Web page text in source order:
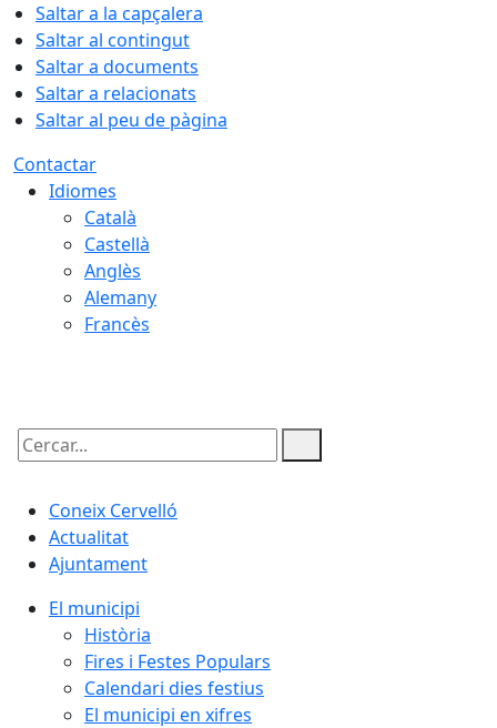
Saltar a la capçalera
Saltar al contingut
Saltar a documents
Saltar a relacionats
Saltar al peu de pàgina
Contactar
Idiomes
Català
Castellà
Anglès
Alemany
Francès
Cercar:
Coneix Cervelló
Actualitat
Ajuntament
El municipi
Història
Fires i Festes Populars
Calendari dies festius
El municipi en xifres